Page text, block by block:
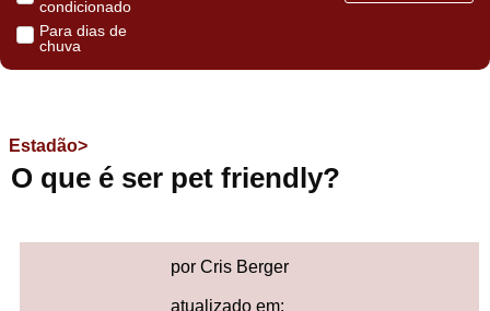
condicionado
Para dias de
chuva
Estadão>
O que é ser pet friendly?
por Cris Berger
atualizado em: